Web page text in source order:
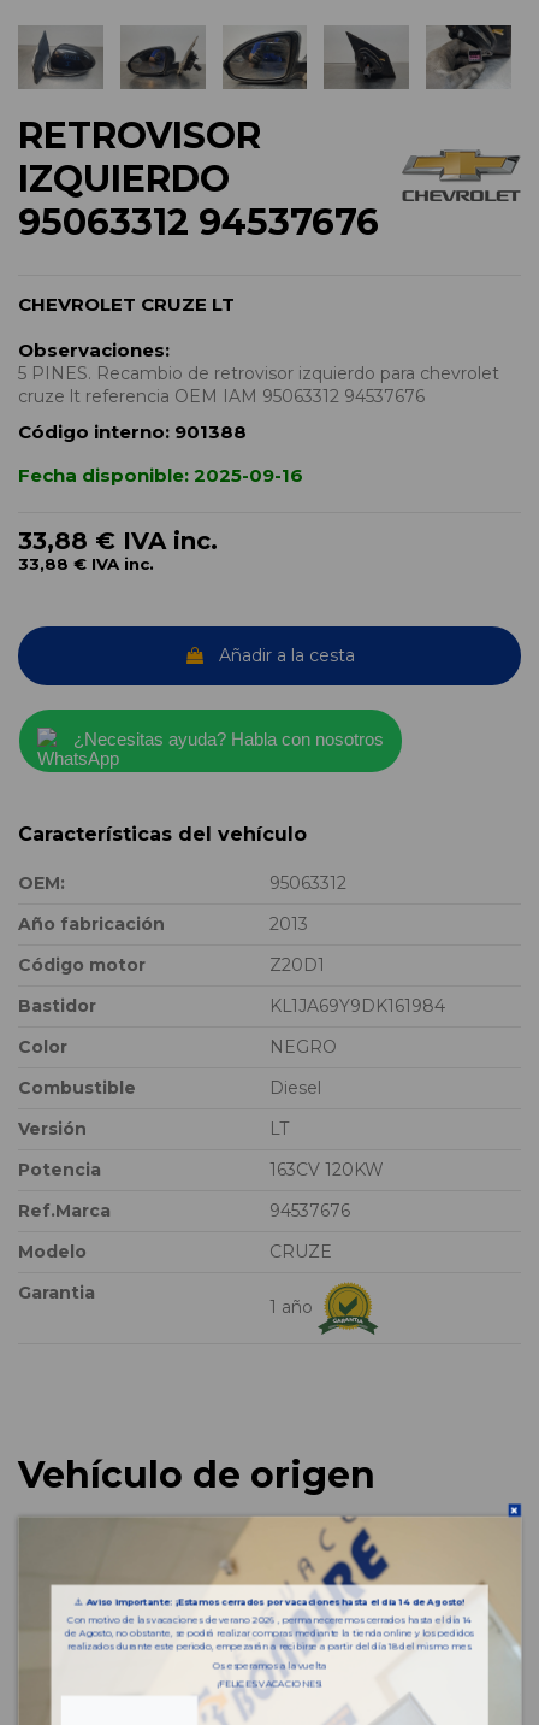
RETROVISOR
IZQUIERDO
95063312 94537676
CHEVROLET CRUZE LT
Observaciones:
5 PINES. Recambio de retrovisor izquierdo para chevrolet
cruze lt referencia OEM IAM 95063312 94537676
Código interno: 901388
Fecha disponible: 2025-09-16
33,88 € IVA inc.
33,88 € IVA inc.
Añadir a la cesta
¿Necesitas ayuda? Habla con nosotros
Características del vehículo
OEM:
95063312
Año fabricación
2013
Código motor
Z20D1
Bastidor
KL1JA69Y9DK161984
Color
NEGRO
Combustible
Diesel
Versión
LT
Potencia
163CV 120KW
Ref.Marca
94537676
Modelo
CRUZE
Garantia
1 año
Vehículo de origen
⚠️Aviso importante: ¡Estamos cerrados por vacaciones hasta el día 14 de Agosto!
Con motivo de las vacaciones de verano 2026 , permaneceremos cerrados hasta el día 14
de Agosto, no obstante, se podrá realizar compras mediante la tienda online y los pedidos
realizados durante este periodo, empezarán a recibirse a partir del día 18 del mismo mes.
Os esperamos a la vuelta
¡FELICES VACACIONES!